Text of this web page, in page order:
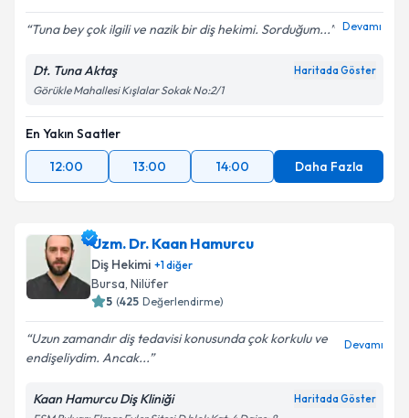
Tuna bey çok ilgili ve nazik bir diş hekimi. Sorduğum... Devamı
Dt. Tuna Aktaş Haritada Göster
Görükle Mahallesi Kışlalar Sokak No:2/1
En Yakın Saatler
12:00
13:00 14:00 Daha Fazla
Uzm. Dr. Kaan Hamurcu
Diş Hekimi +1diğer
Bursa, Nilüfer
5 (425 Değerlendirme)
Uzun zamandır diş tedavisi konusunda çok korkulu ve
endişeliydim. Ancak...
Devamı
Kaan Hamurcu Diş Kliniği Haritada Göster